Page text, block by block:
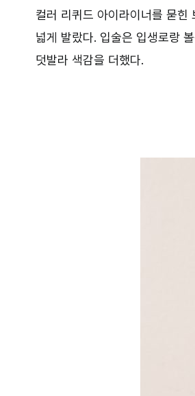
컬러 리퀴드 아이라이너를 묻
넓게 발랐다. 입술은 입생로랑
덧발라 색감을 더했다.